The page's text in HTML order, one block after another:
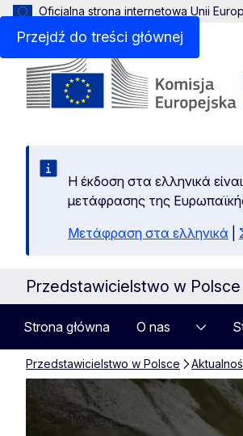
Przejdź do treści głównej
Oficjalna strona internetowa Unii
Η έκδοση στα ελληνικά
μετάφρασης της
Μετάφραση στα ελληνικά
Przedstawicielstwo w Polsce
Strona główna O nas
Przedstawicielstwo w Polsce